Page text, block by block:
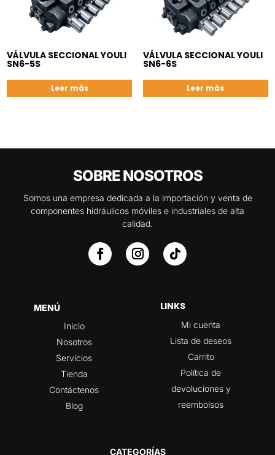
VÁLVULA SECCIONAL YOULI
SN6-5S
Leer más
VÁLVULA SECCIONAL YOULI
SN6-6S
Leer más
SOBRE NOSOTROS
Somos una empresa dedicada a la importación y venta de
componentes hidráulicos móviles e industriales de alta
calidad.
MENÚ
Inicio
Nosotros
Servicios
Tienda
Contáctenos
Blog
LINKS
Mi cuenta
Lista de deseos
Carrito
Política de
devoluciones y
reembolsos
CATEGORÍAS